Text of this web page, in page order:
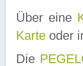
Über eine
Karte oder
Die